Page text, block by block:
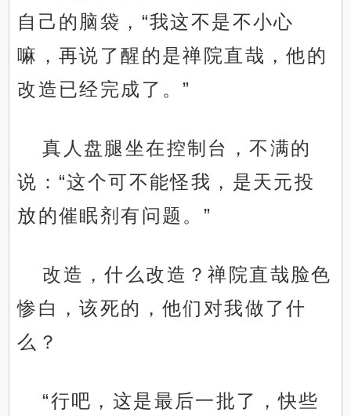
自己的脑袋，“我这不是不小心
嘛，再说了醒的是禅院直哉，他的
改造已经完成了。”
真人盘腿坐在控制台，不满的
说：“这个可不能怪我，是天元投
放的催眠剂有问题。”
改造，什么改造？禅院直哉脸色
惨白，该死的，他们对我做了什
么？
“行吧，这是最后一批了，快些